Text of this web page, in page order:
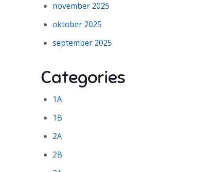
november 2025
oktober 2025
september 2025
Categories
1A
1B
2A
2B